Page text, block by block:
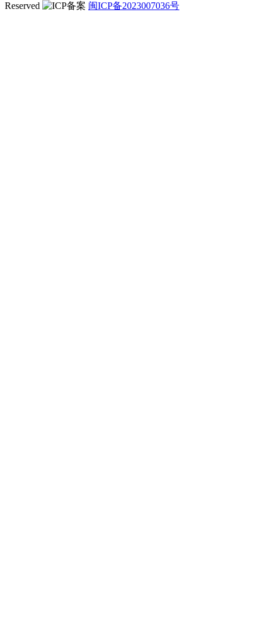
Reserved
闽ICP备2023007036号